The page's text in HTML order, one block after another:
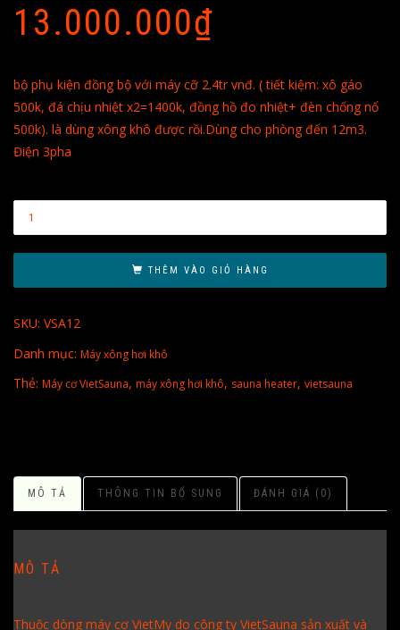
13.000.000₫
bộ phụ kiện đồng bộ với máy cỡ 2.4tr vnđ. ( tiết kiệm: xô gáo
500k, đá chịu nhiệt x2=1400k, đồng hồ đo nhiệt+ đèn chống nổ
500k). là dùng xông khô được rồi.Dùng cho phòng đến 12m3.
Điện 3pha
THÊM VÀO GIỎ HÀNG
SKU: VSA12
Danh mục: Máy xông hơi khô
Thẻ: Máy cơ VietSauna, máy xông hơi khô, sauna heater, vietsauna
MÔ TẢ THÔNG TIN BỔ SUNG ĐÁNH GIÁ (0)
MÔ TẢ
Thuộc dòng máy cơ VietMy do công ty VietSauna sản xuất và